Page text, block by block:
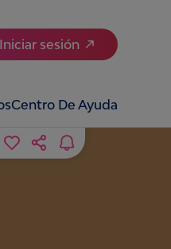
Iniciar sesión
Centro De Ayuda